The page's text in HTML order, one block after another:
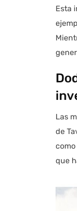
Esta
Las
de
que